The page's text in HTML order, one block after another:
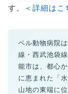
す。
＜詳細はこ
ベル動物病院
線・西武池袋
能市は、都心
に恵まれた「
山地の東端に